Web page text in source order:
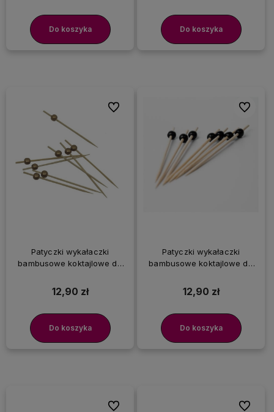
Do koszyka Do koszyka
Patyczki wykałaczki
bambusowe koktajlowe do
szt.
12,90 zł
Do koszyka
Do ulubionych
Patyczki wykałaczki
bambusowe koktajlowe do
szt.
12,90 zł
Do koszyka
Do
Do ulubionych Do